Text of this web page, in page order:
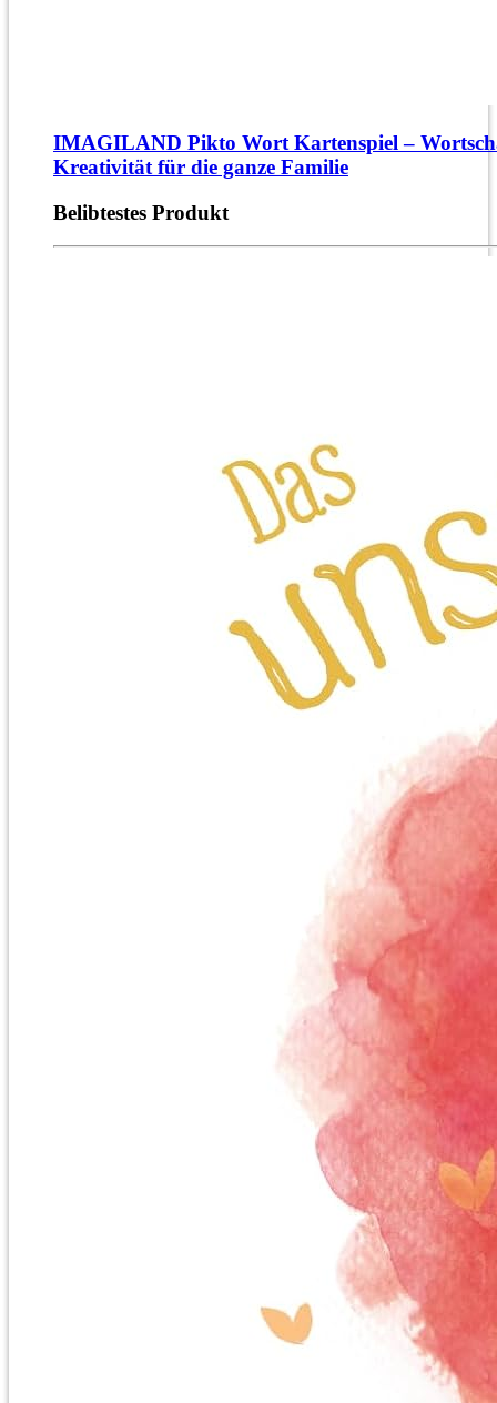
IMAGILAND Pikto Wort Kartenspiel –
Kreativität für die ganze Familie
Belibtestes Produkt